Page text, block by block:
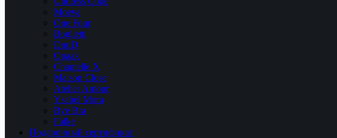
Moeva
One Four
Boglietti
DnuD
Opaak
Chantelle X
Maison Close
Atelier Amour
Ysabel Mora
Bye Bra
Falke
Подарочный сертификат